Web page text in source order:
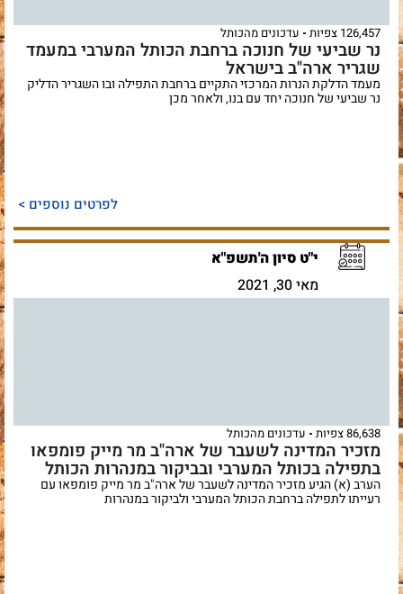
126,457 צפיות עדכונים מהכותל
נר שביעי של חנוכה ברחבת הכותל המערבי במעמד
שגריר ארה"ב בישראל
מעמד הדלקת הנרות המרכזי התקיים ברחבת התפילה ובו השגריר הדליק
נר שביעי של חנוכה יחד עם בנו, ולאחר מכן
לפרטים נוספים >
י"ט סיון ה'תשפ"א
מאי 30, 2021
86,638 צפיות עדכונים מהכותל
מזכיר המדינה לשעבר של ארה"ב מר מייק פומפאו
בתפילה בכותל המערבי ובביקור במנהרות הכותל
הערב (א) הגיע מזכיר המדינה לשעבר של ארה"ב מר מייק פומפאו עם
רעייתו לתפילה ברחבת הכותל המערבי ולביקור במנהרות